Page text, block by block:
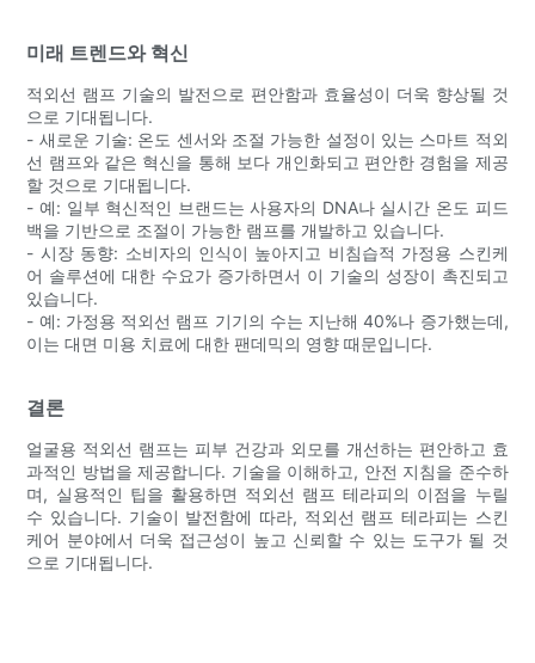
미래 트렌드와 혁신
적외선 램프 기술의 발전으로 편안함과 효율성이 더욱 향상될 것
으로 기대됩니다.
- 새로운 기술: 온도 센서와 조절 가능한 설정이 있는 스마트 적외
선 램프와 같은 혁신을 통해 보다 개인화되고 편안한 경험을 제공
할 것으로 기대됩니다.
- 예: 일부 혁신적인 브랜드는 사용자의 DNA나 실시간 온도 피드
백을 기반으로 조절이 가능한 램프를 개발하고 있습니다.
- 시장 동향: 소비자의 인식이 높아지고 비침습적 가정용 스킨케
어 솔루션에 대한 수요가 증가하면서 이 기술의 성장이 촉진되고
있습니다.
- 예: 가정용 적외선 램프 기기의 수는 지난해 40%나 증가했는데,
이는 대면 미용 치료에 대한 팬데믹의 영향 때문입니다.
결론
얼굴용 적외선 램프는 피부 건강과 외모를 개선하는 편안하고 효
과적인 방법을 제공합니다. 기술을 이해하고, 안전 지침을 준수하
며, 실용적인 팁을 활용하면 적외선 램프 테라피의 이점을 누릴
수 있습니다. 기술이 발전함에 따라, 적외선 램프 테라피는 스킨
케어 분야에서 더욱 접근성이 높고 신뢰할 수 있는 도구가 될 것
으로 기대됩니다.